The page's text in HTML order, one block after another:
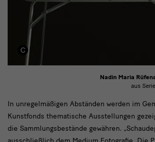
Text
In unregelmäßigen Abständen werden im
Kunstfonds thematische Ausstellungen
die Sammlungsbestände gewähren.
Nadin Maria
aus